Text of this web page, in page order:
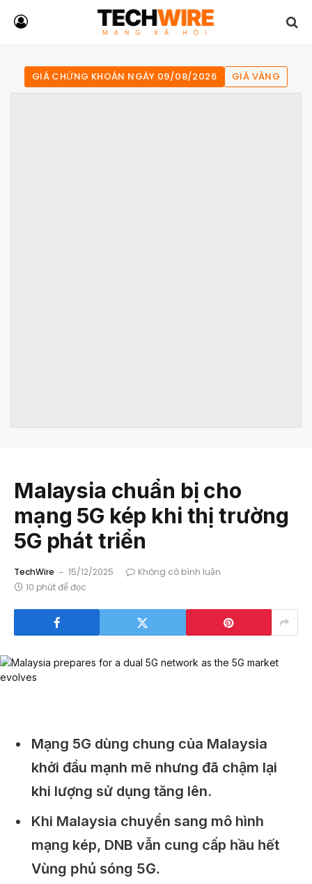
GIÁ CHỨNG KHOÁN NGÀY 09/08/2026 GIÁ VÀNG
Malaysia chuẩn bị cho
mạng 5G kép khi thị trường
5G phát triển
TechWire 15/12/2025
Không có bình luận
10 phút để đọc
Mạng 5G dùng chung của Malaysia
khởi đầu mạnh mẽ nhưng đã chậm lại
khi lượng sử dụng tăng lên.
Khi Malaysia chuyển sang mô hình
mạng kép, DNB vẫn cung cấp hầu hết
Vùng phủ sóng 5G.